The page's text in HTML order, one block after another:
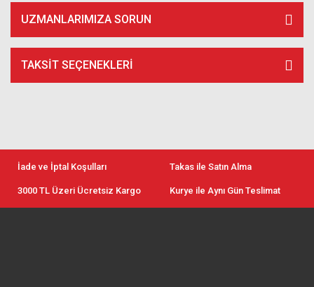
UZMANLARIMIZA SORUN
TAKSIT SEÇENEKLERI
İade ve İptal Koşulları Takas ile Satın Alma
3000 TL Üzeri Ücretsiz Kargo Kurye ile Aynı Gün Teslimat